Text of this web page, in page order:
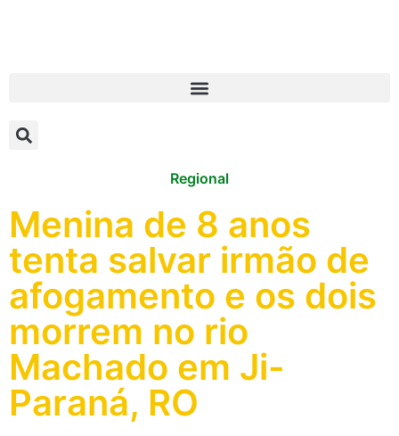
Regional
Menina de 8 anos
tenta salvar irmão de
afogamento e os dois
morrem no rio
Machado em Ji-
Paraná, RO